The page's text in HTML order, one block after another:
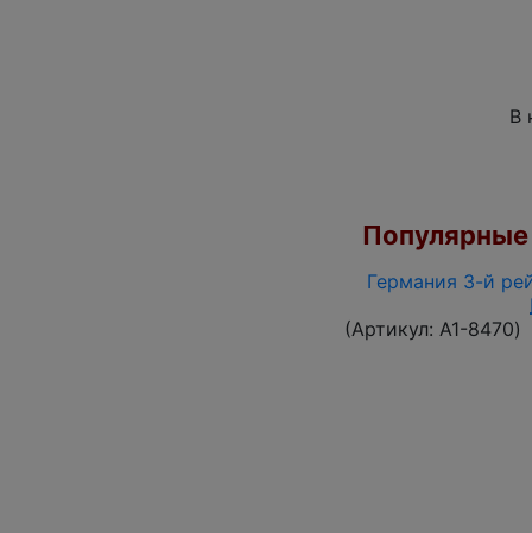
В
Германия 3-й
(Артикул: A1-8470)